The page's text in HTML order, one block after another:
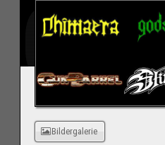
Bildergalerie